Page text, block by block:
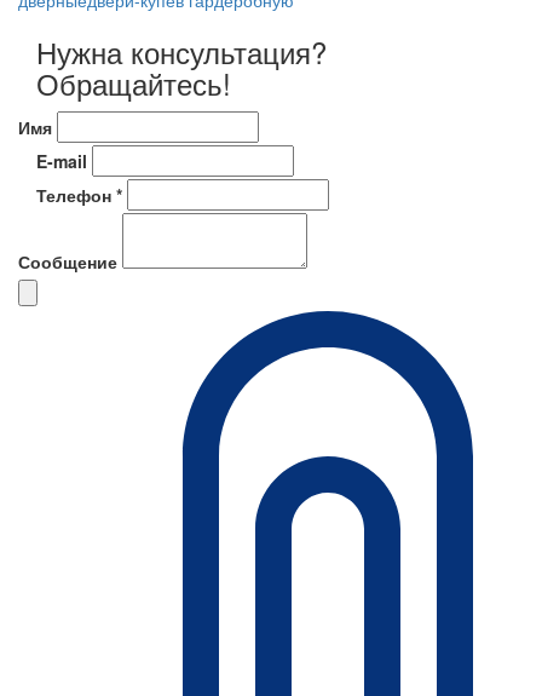
Нужна консультация?
Обращайтесь!
Имя
E-mail
Телефон *
Сообщение